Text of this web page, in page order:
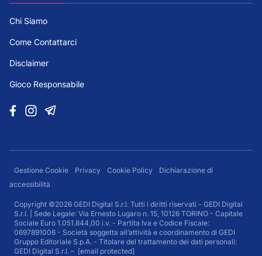
Chi Siamo
Come Contattarci
Disclaimer
Gioco Responsabile
Gestione Cookie Privacy Cookie Policy
Dichiarazione di
accessibilità
Copyright ©2026 GEDI Digital S.r.l. Tutti i diritti riservati - GEDI Digital
S.r.l. | Sede Legale: Via Ernesto Lugaro n. 15, 10126 TORINO - Capitale
Sociale Euro 1.051.844,00 i.v. - Partita Iva e Codice Fiscale:
0697891006 - Società soggetta all’attività e coordinamento di GEDI
Gruppo Editoriale S.p.A. - Titolare del trattamento dei dati personali:
GEDI Digital S.r.l. – [email protected]